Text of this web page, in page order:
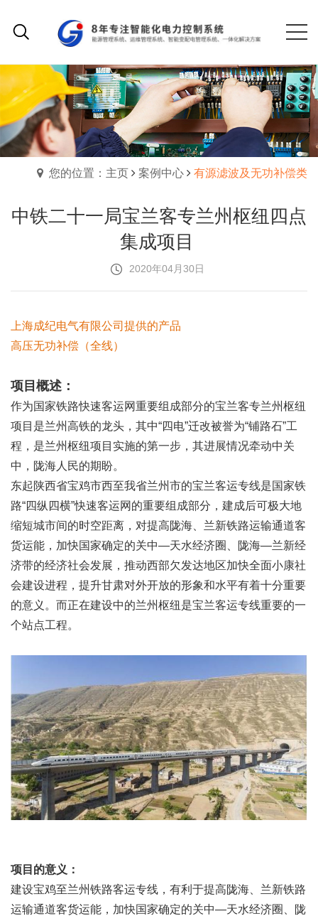
您的位置：主页 案例中心 有源滤波及无功补偿类
中铁二十一局宝兰客专兰州枢纽四点
集成项目
2020年04月30日
上海成纪电气有限公司提供的产品
高压无功补偿 （全线）
项目概述：
作为国家铁路快速客运网重要组成部分的宝兰客专兰州枢纽
项目是兰州高铁的龙头，其中“四电”迁改被誉为“铺路石”工
程，是兰州枢纽项目实施的第一步，其进展情况牵动中关
中，陇海人民的期盼。
东起陕西省宝鸡市西至我省兰州市的宝兰客运专线是国家铁
路“四纵四横”快速客运网的重要组成部分，建成后可极大地
缩短城市间的时空距离，对提高陇海、兰新铁路运输通道客
货运能，加快国家确定的关中—天水经济圈、陇海—兰新经
济带的经济社会发展，推动西部欠发达地区加快全面小康社
会建设进程，提升甘肃对外开放的形象和水平有着十分重要
的意义。而正在建设中的兰州枢纽是宝兰客运专线重要的一
个站点工程。
项目的意义：
建设宝鸡至兰州铁路客运专线，有利于提高陇海、 兰新铁路
运输通道客货运能，加快国家确定的关中—天水经济圈、陇